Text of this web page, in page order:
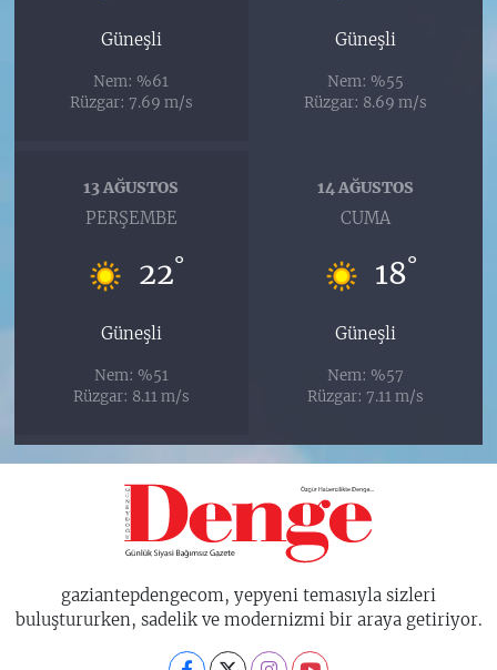
Güneşli
Nem: %61
Rüzgar: 7.69 m/s
Güneşli
Nem: %55
Rüzgar: 8.69 m/s
13 AĞUSTOS
PERŞEMBE
22°
Güneşli
Nem: %51
Rüzgar: 8.11 m/s
14 AĞUSTOS
CUMA
18°
Güneşli
Nem: %57
Rüzgar: 7.11 m/s
gaziantepdengecom, yepyeni temasıyla sizleri
buluştururken, sadelik ve modernizmi bir araya getiriyor.